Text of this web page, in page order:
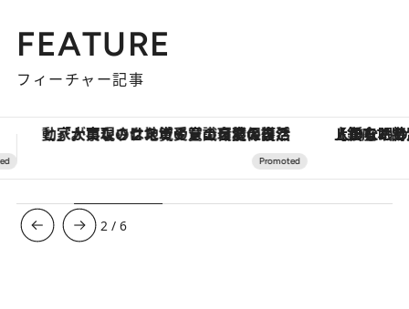
FEATURE
フィーチャー記事
【銀座で出合う最旬美容】美髪ケアや上質な眠り…セルフケアのアップデートから、特別な名入れギフトまで。大人のための「ReFa GINZA」クルーズ ヴァシュロン・コンスタンタ
3 /6